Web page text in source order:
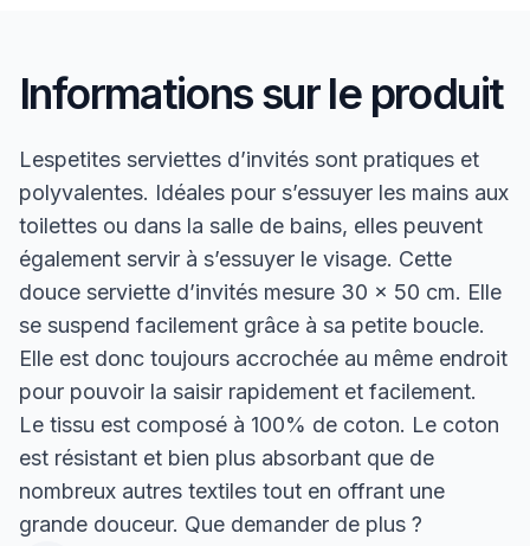
Informations sur le produit
Lespetites serviettes d’invités sont pratiques et
polyvalentes. Idéales pour s’essuyer les mains aux
toilettes ou dans la salle de bains, elles peuvent
également servir à s’essuyer le visage. Cette
douce serviette d’invités mesure 30 x 50 cm. Elle
se suspend facilement grâce à sa petite boucle.
Elle est donc toujours accrochée au même endroit
pour pouvoir la saisir rapidement et facilement.
Le tissu est composé à 100% de coton. Le coton
est résistant et bien plus absorbant que de
nombreux autres textiles tout en offrant une
grande douceur. Que demander de plus ?